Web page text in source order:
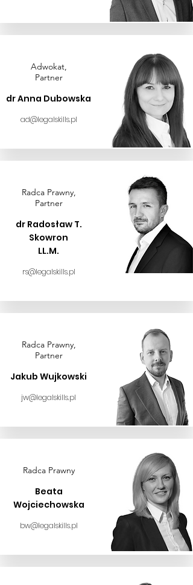
Adwokat,
Partner
dr Anna Dubowska
ad@legalskills.pl
Radca Prawny,
Partner
dr Radosław T.
Skowron
LL.M.
rs@legalskills.pl
Radca Prawny,
Partner
Jakub Wujkowski
jw@legalskills.pl
Radca Prawny
Beata
Wojciechowska
bw@legalskills.pl